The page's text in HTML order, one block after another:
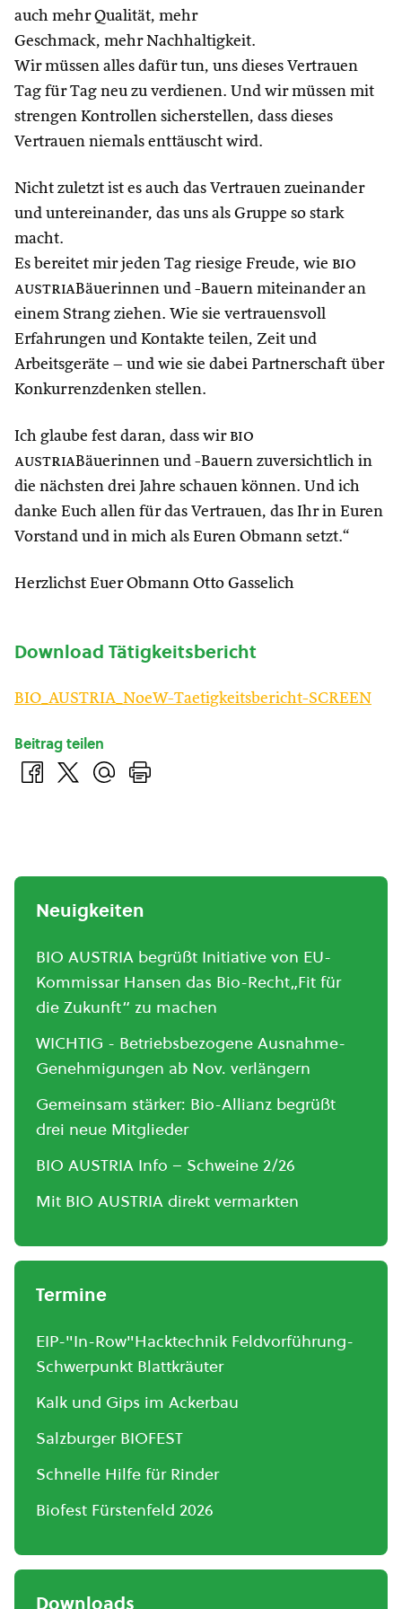
auch mehr Qualität, mehr
Geschmack, mehr Nachhaltigkeit.
Wir müssen alles dafür tun, uns dieses Vertrauen
Tag für Tag neu zu verdienen. Und wir müssen mit
strengen Kontrollen sicherstellen, dass dieses
Vertrauen niemals enttäuscht wird.
Nicht zuletzt ist es auch das Vertrauen zueinander
und untereinander, das uns als Gruppe so stark
macht.
Es bereitet mir jeden Tag riesige Freude, wie bio
austriaBäuerinnen und -Bauern miteinander an
einem Strang ziehen. Wie sie vertrauensvoll
Erfahrungen und Kontakte teilen, Zeit und
Arbeitsgeräte – und wie sie dabei Partnerschaft über
Konkurrenzdenken stellen.
Ich glaube fest daran, dass wir bio
austriaBäuerinnen und -Bauern zuversichtlich in
die nächsten drei Jahre schauen können. Und ich
danke Euch allen für das Vertrauen, das Ihr in Euren
Vorstand und in mich als Euren Obmann setzt.“
Herzlichst Euer Obmann Otto Gasselich
Download Tätigkeitsbericht
BIO_AUSTRIA_NoeW-Taetigkeitsbericht-SCREEN
Beitrag teilen
Neuigkeiten
BIO AUSTRIA begrüßt Initiative von EU-
Kommissar Hansen das Bio-Recht„Fit für
die Zukunft“ zu machen
WICHTIG - Betriebsbezogene Ausnahme-
Genehmigungen ab Nov. verlängern
Gemeinsam stärker: Bio-Allianz begrüßt
drei neue Mitglieder
BIO AUSTRIA Info – Schweine 2/26
Mit BIO AUSTRIA direkt vermarkten
Termine
EIP-"In-Row"Hacktechnik Feldvorführung-
Schwerpunkt Blattkräuter
Kalk und Gips im Ackerbau
Salzburger BIOFEST
Schnelle Hilfe für Rinder
Biofest Fürstenfeld 2026
Downloads